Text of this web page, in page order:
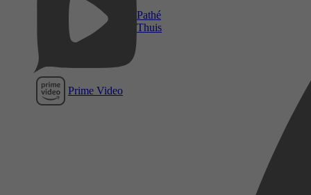
Pathé
Thuis
Prime Video